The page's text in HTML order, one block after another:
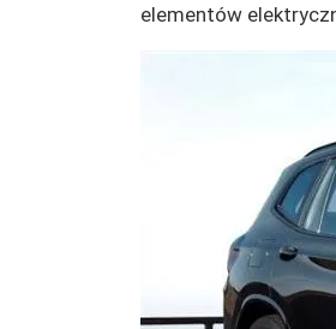
elementów